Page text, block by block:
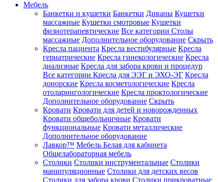
Мебель
Банкетки и кушетки Банкетки Диваны Кушетки
массажные Кушетки смотровые Кушетки
физиотерапевтические Все категории Столы
массажные Дополнительное оборудование Скрыть
Кресла пациента Кресла вестибулярные Кресла
гериатрические Кресла гинекологические Кресла
диализные Кресла для забора крови и процедур
Все категории Кресла для ЭЭГ и ЭХО-ЭГ Кресла
донорские Кресла косметологические Кресла
отоларингологические Кресла проктологические
Дополнительное оборудование Скрыть
Кровати Кровати для детей и новорожденных
Кровати общебольничные Кровати
функциональные Кровати металлические
Дополнительное оборудование
Лавкор™ Мебель Белая для кабинета
Общелабораторная мебель
Столики Столики инструментальные Столики
манипуляционные Столики для детских весов
Столики для забора крови Столики прикроватные